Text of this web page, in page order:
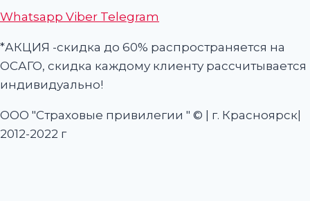
Whatsapp Viber Telegram
*АКЦИЯ -скидка до 60% распространяется на
ОСАГО, скидка каждому клиенту рассчитывается
индивидуально!
ООО "Страховые привилегии " © | г. Красноярск|
2012-2022 г